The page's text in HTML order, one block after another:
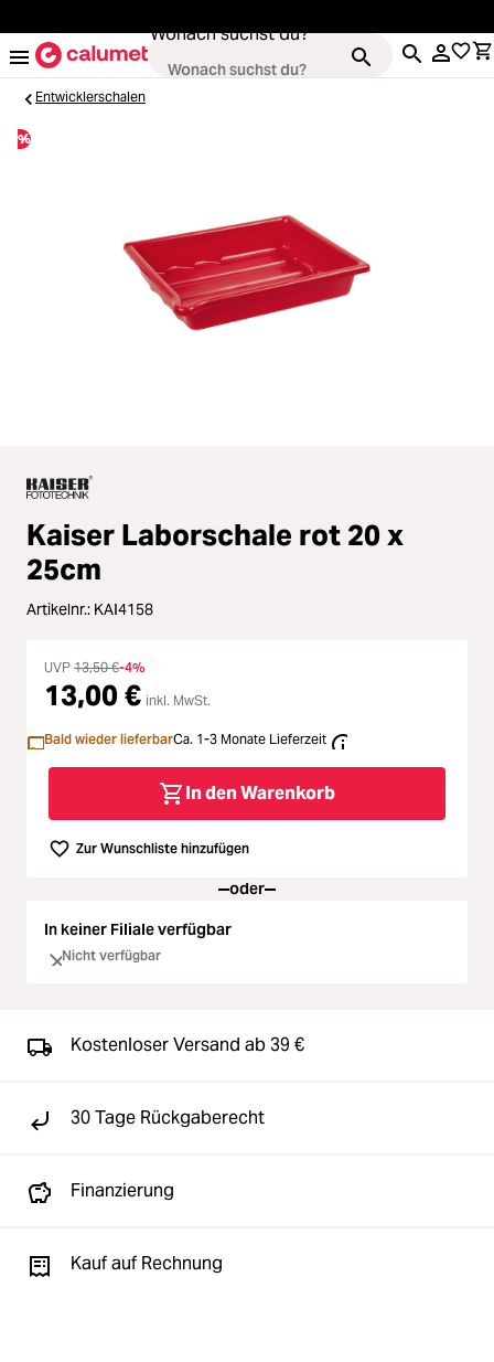
Wonach suchst du?
Objektive
Video & Drohnen
Zubehör
Loading...
Licht & Studio
Loading...
Bildbearbeitung
Loading...
Ferngläser
Loading...
Second Hand
Loading...
SALE
Loading...
Entwicklerschalen
%
Kaiser Laborschale rot 20 x
25cm
Artikelnr.: KAI4158
UVP 13,50 €-4%
13,00 € inkl. MwSt.
Bald wieder lieferbarCa. 1-3 Monate Lieferzeit
In den Warenkorb
Zur Wunschliste hinzufügen
oder
In keiner Filiale verfügbar
Nicht verfügbar
Kostenloser Versand ab 39 €
30 Tage Rückgaberecht
Finanzierung
Kauf auf Rechnung